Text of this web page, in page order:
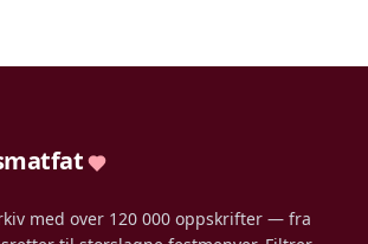
med over 120 000 oppskrifter — fra